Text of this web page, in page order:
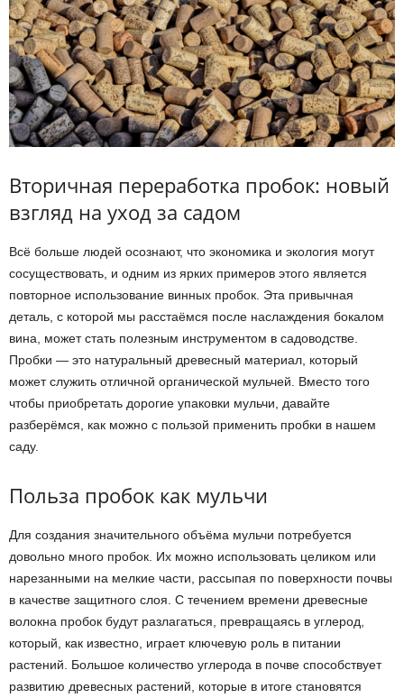
Вторичная переработка пробок: новый
взгляд на уход за садом
Всё больше людей осознают, что экономика и экология могут
сосуществовать, и одним из ярких примеров этого является
повторное использование винных пробок. Эта привычная
деталь, с которой мы расстаёмся после наслаждения бокалом
вина, может стать полезным инструментом в садоводстве.
Пробки — это натуральный древесный материал, который
может служить отличной органической мульчей. Вместо того
чтобы приобретать дорогие упаковки мульчи, давайте
разберёмся, как можно с пользой применить пробки в нашем
саду.
Польза пробок как мульчи
Для создания значительного объёма мульчи потребуется
довольно много пробок. Их можно использовать целиком или
нарезанными на мелкие части, рассыпая по поверхности почвы
в качестве защитного слоя. С течением времени древесные
волокна пробок будут разлагаться, превращаясь в углерод,
который, как известно, играет ключевую роль в питании
растений. Большое количество углерода в почве способствует
развитию древесных растений, которые в итоге становятся